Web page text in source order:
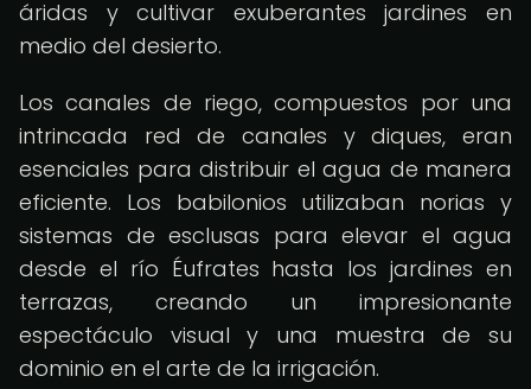
áridas y cultivar exuberantes jardines en
medio del desierto.
Los canales de riego, compuestos por una
intrincada red de canales y diques, eran
esenciales para distribuir el agua de manera
eficiente. Los babilonios utilizaban norias y
sistemas de esclusas para elevar el agua
desde el río Éufrates hasta los jardines en
terrazas, creando un impresionante
espectáculo visual y una muestra de su
dominio en el arte de la irrigación.